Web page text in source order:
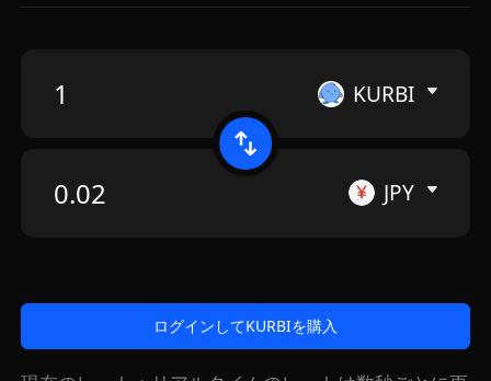
KURBI
JPY
ログインしてKURBIを購入